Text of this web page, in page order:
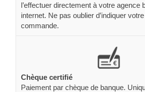
l’effectuer directement à votre agence
internet. Ne pas oublier d’indiquer
commande.
Chèque certifié
Paiement par chèque de banque.